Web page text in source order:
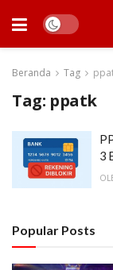
Beranda Tag
Tag: ppatk
3
Popular Posts